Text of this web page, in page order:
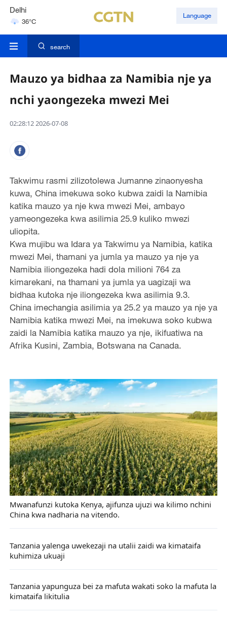
Delhi
36°C
Hyderabad
Language
search
Mauzo ya bidhaa za Namibia nje ya
nchi yaongezeka mwezi Mei
02:28:12 2026-07-08
Takwimu rasmi zilizotolewa Jumanne zinaonyesha
kuwa, China imekuwa soko kubwa zaidi la Namibia
katika mauzo ya nje kwa mwezi Mei, ambayo
yameongezeka kwa asilimia 25.9 kuliko mwezi
uliopita.
Kwa mujibu wa Idara ya Takwimu ya Namibia, katika
mwezi Mei, thamani ya jumla ya mauzo ya nje ya
Namibia iliongezeka hadi dola milioni 764 za
kimarekani, na thamani ya jumla ya uagizaji wa
bidhaa kutoka nje iliongezeka kwa asilimia 9.3.
China imechangia asilimia ya 25.2 ya mauzo ya nje ya
Namibia katika mwezi Mei, na imekuwa soko kubwa
zaidi la Namibia katika mauzo ya nje, ikifuatiwa na
Afrika Kusini, Zambia, Botswana na Canada.
Mwanafunzi kutoka Kenya, ajifunza ujuzi wa kilimo nchini
China kwa nadharia na vitendo.
Tanzania yalenga uwekezaji na utalii zaidi wa kimataifa
kuhimiza ukuaji
Tanzania yapunguza bei za mafuta wakati soko la mafuta la
kimataifa likitulia